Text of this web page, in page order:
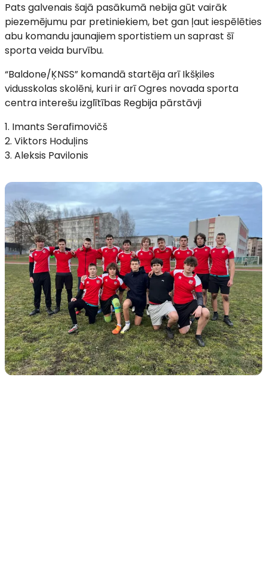
Pats galvenais šajā pasākumā nebija gūt vairāk
piezemējumu par pretiniekiem, bet gan ļaut iespēlēties
abu komandu jaunajiem sportistiem un saprast šī
sporta veida burvību.
“Baldone/ĶNSS” komandā startēja arī Ikšķiles
vidusskolas skolēni, kuri ir arī Ogres novada sporta
centra interešu izglītības Regbija pārstāvji
1. Imants Serafimovičš
2. Viktors Hoduļins
3. Aleksis Pavilonis